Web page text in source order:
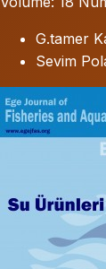
G.tamer
Sevim